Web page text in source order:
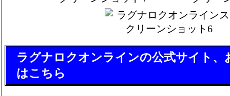
ラグナロクオンラインの公式サイト、
はこちら